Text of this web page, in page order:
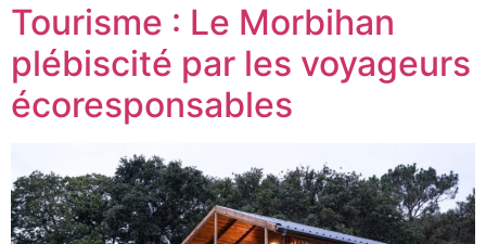
Tourisme : Le Morbihan
plébiscité par les voyageurs
écoresponsables